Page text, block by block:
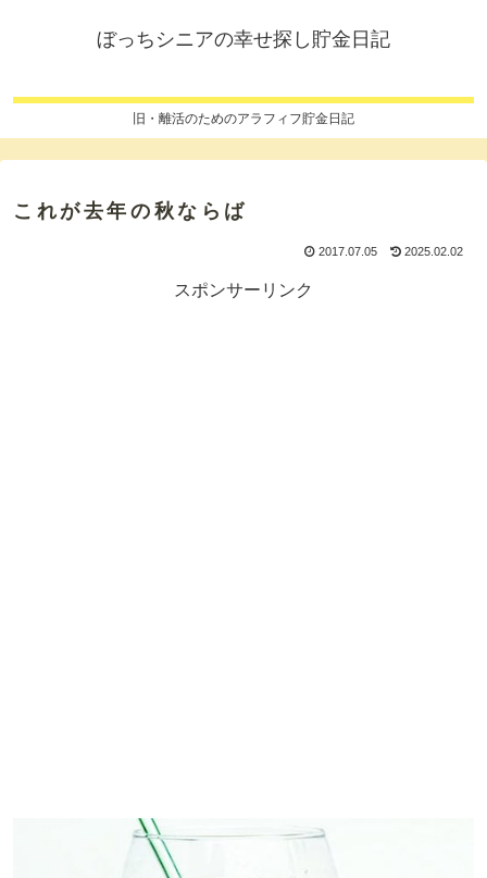
ぼっちシニアの幸せ探し貯金日記
旧・離活のためのアラフィフ貯金日記
これが去年の秋ならば
2017.07.05 2025.02.02
スポンサーリンク